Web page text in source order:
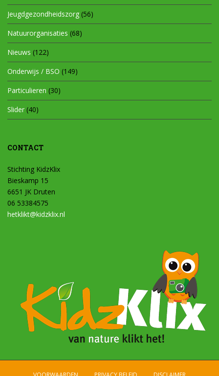
Jeugdgezondheidszorg (56)
Natuurorganisaties (68)
Nieuws (122)
Onderwijs / BSO (149)
Particulieren (30)
Slider (40)
CONTACT
Stichting KidzKlix
Bieskamp 15
6651 JK Druten
06 53384575
hetklikt@kidzklix.nl